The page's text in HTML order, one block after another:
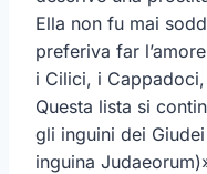
Ella non fu mai
preferiva far
i Cilici, i
Questa lista si
gli inguini dei
inguina